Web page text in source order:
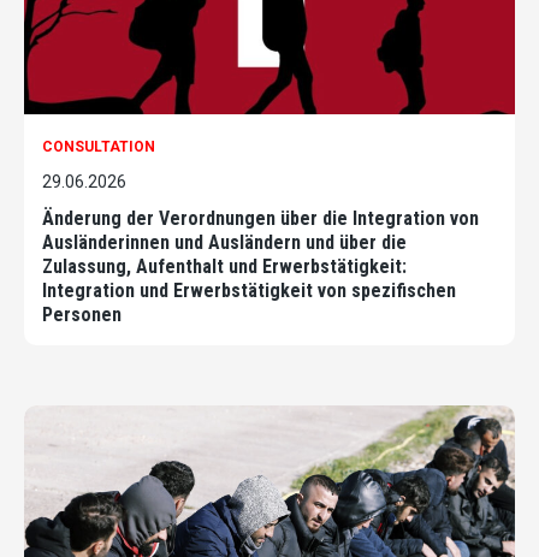
CONSULTATION
29.06.2026
Änderung der Verordnungen über die Integration von
Ausländerinnen und Ausländern und über die
Zulassung, Aufenthalt und Erwerbstätigkeit:
Integration und Erwerbstätigkeit von spezifischen
Personen